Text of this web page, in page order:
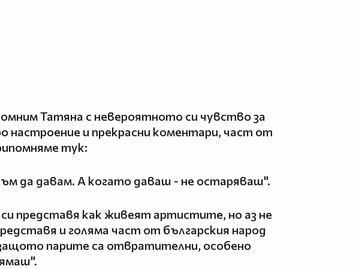
Татяна с невероятното си чувство за
настроение и прекрасни коментари, част от
тук:
да давам. А когато даваш - не остаряваш".
представя как живеят артистите, но аз не
и голяма част от българския народ
парите са отвратителни, особено